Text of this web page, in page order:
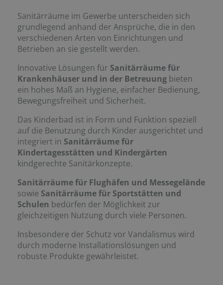
Sanitärräume im Gewerbe unterscheiden sich
grundlegend anhand der Ansprüche, die in den
verschiedenen Arten von Einrichtungen und
Betrieben an sie gestellt werden.
Innovative Lösungen für Sanitärräume für
Krankenhäuser und in der Betreuung bieten
ein hohes Maß an Hygiene, einfacher Bedienung,
Bewegungsfreiheit und Sicherheit.
Das Kinderbad ist in Form und Funktion speziell
auf die Benutzung durch Kinder ausgerichtet und
integriert in Sanitärräume für
Kindertagesstätten und Kindergärten
kindgerechte Sanitärkonzepte.
Sanitärräume für Flughäfen und Messegelände
sowie Sanitärräume für Sportstätten und
Schulen bedürfen der Möglichkeit zur
gleichzeitigen Nutzung durch viele Personen.
Insbesondere der Schutz vor Vandalismus wird
durch moderne Installationslösungen und
robuste Produkte gewährleistet.